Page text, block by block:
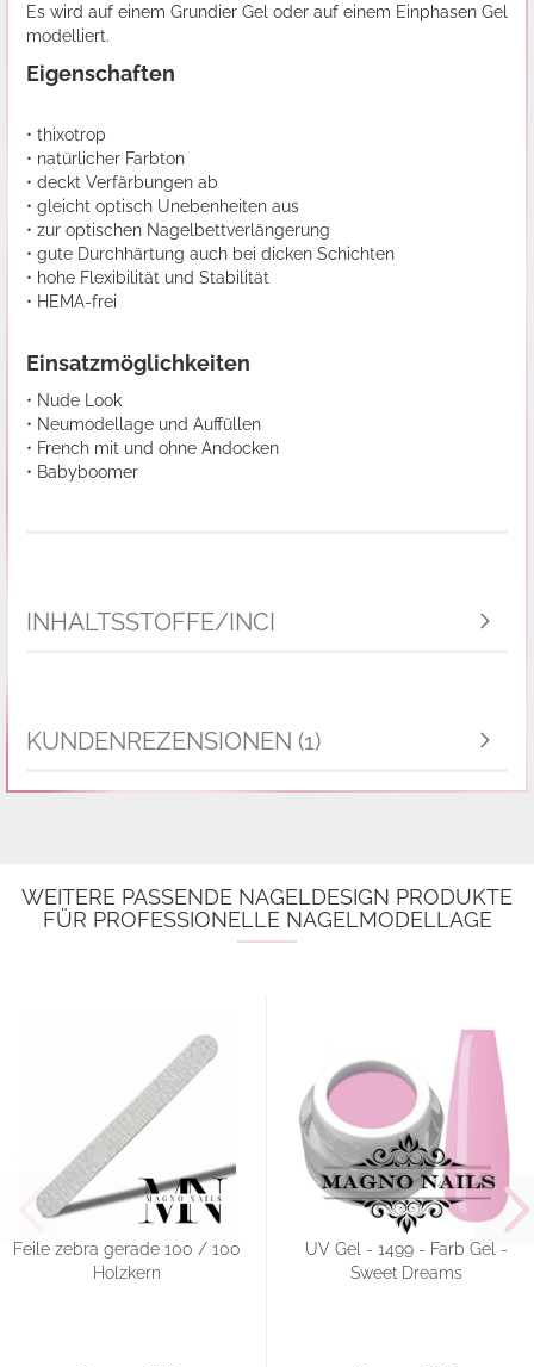
Es wird auf einem Grundier Gel oder auf einem Einphasen Gel
modelliert.
Eigenschaften
• thixotrop
• natürlicher Farbton
• deckt Verfärbungen ab
• gleicht optisch Unebenheiten aus
• zur optischen Nagelbettverlängerung
• gute Durchhärtung auch bei dicken Schichten
• hohe Flexibilität und Stabilität
• HEMA-frei
Einsatzmöglichkeiten
• Nude Look
• Neumodellage und Auffüllen
• French mit und ohne Andocken
• Babyboomer
INHALTSSTOFFE/INCI
KUNDENREZENSIONEN (1)
WEITERE PASSENDE NAGELDESIGN PRODUKTE
FÜR PROFESSIONELLE NAGELMODELLAGE
Feile zebra gerade 100 / 100
Holzkern
UV Gel - 1499 - Farb Gel -
Sweet Dreams